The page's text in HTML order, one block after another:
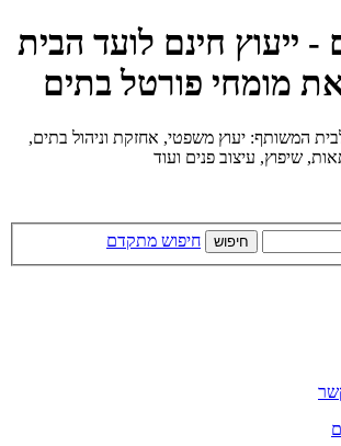
- ייעוץ חינם לועד הבית
מומחי פורטל בתים
המשותף: יעוץ משפטי, אחזקת וניהול בתים,
שיפוץ, עיצוב פנים ועוד
חיפוש חיפוש מתקדם